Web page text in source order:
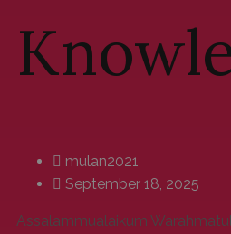
mulan2021
September 18, 2025
Assalammualaikum